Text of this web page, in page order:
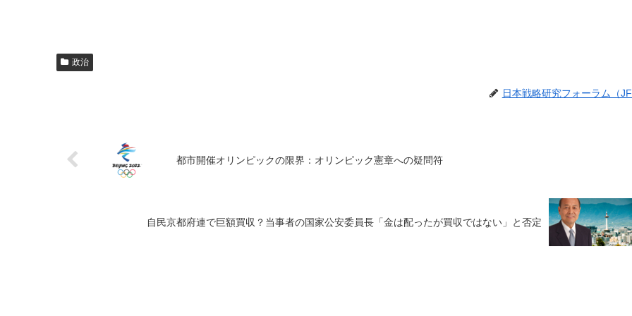
政治
日本戦略研究フォーラム（
都市開催オリンピックの限界：オリンピック憲章への疑問符
自民京都府連で巨額買収？当事者の国家公安委員長「金は配ったが買収ではない」と否定